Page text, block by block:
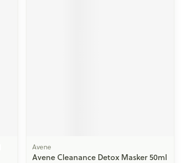
Avene
Avene Cleanance Detox Masker 50ml